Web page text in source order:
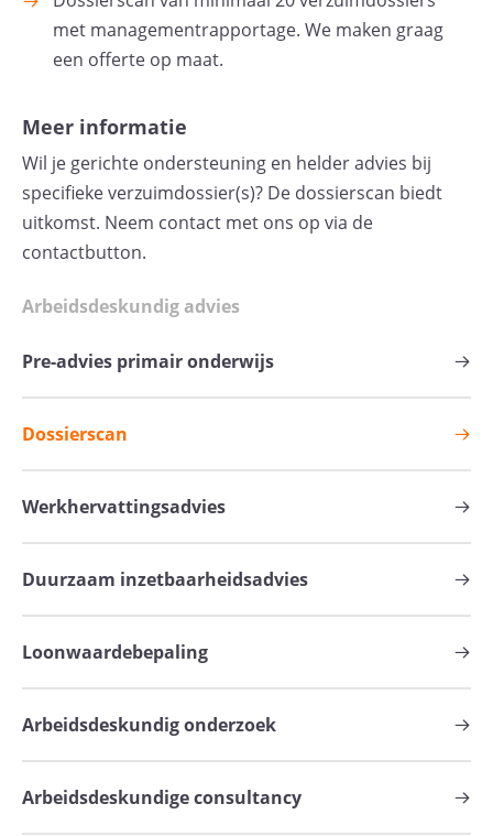
Arbeidsdeskundig advies
Pre-advies primair onderwijs
Dossierscan
Werkhervattingsadvies
Duurzaam inzetbaarheidsadvies
Loonwaardebepaling
Arbeidsdeskundig onderzoek
Arbeidsdeskundige consultancy
met managementrapportage. We maken graag
een offerte op maat.
Meer informatie
Wil je gerichte ondersteuning en helder advies bij
specifieke verzuimdossier(s)? De dossierscan biedt
uitkomst. Neem contact met ons op via de
contactbutton.